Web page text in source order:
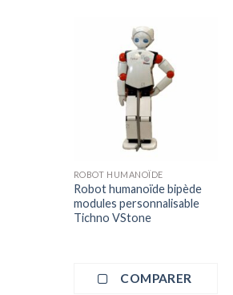
ROBOT HUMANOÏDE
Robot humanoïde bipède
modules personnalisable
Tichno VStone
COMPARER